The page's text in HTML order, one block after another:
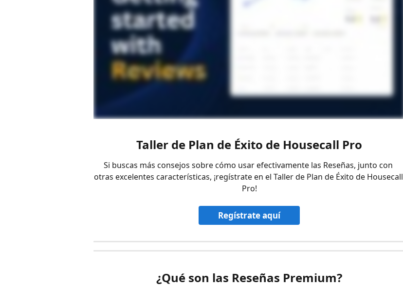
Taller de Plan de Éxito de Housecall Pro
Si buscas más consejos sobre cómo usar efectivamente las Reseñas, junto con
otras excelentes características, ¡regístrate en el Taller de Plan de Éxito de Housecall
Pro!
Regístrate aquí
¿Qué son las Reseñas Premium?